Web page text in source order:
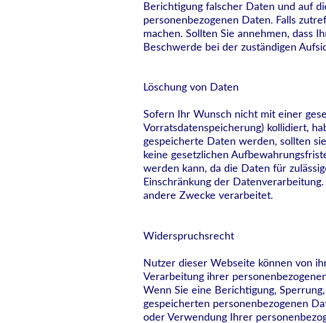
Berichtigung falscher Daten und auf
personenbezogenen Daten. Falls
machen. Sollten Sie annehmen, dass
Beschwerde bei der zuständigen
Löschung von Daten
Sofern Ihr Wunsch nicht mit einer
Vorratsdatenspeicherung) kollidiert,
gespeicherte Daten werden, sollten
keine gesetzlichen
werden kann, da die Daten für
Einschränkung der
andere Zwecke verarbeitet.
Widerspruchsrecht
Nutzer dieser Webseite können von
Verarbeitung ihrer
Wenn Sie eine Berichtigung,
gespeicherten personenbezogenen
oder Verwendung Ihrer